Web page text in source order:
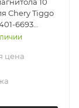
Chery Tiggo
6693
2+32 Gb
цена